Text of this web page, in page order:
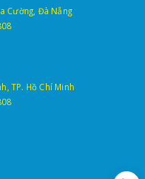
Cường, Đà Nẵng
TP. Hồ Chí Minh